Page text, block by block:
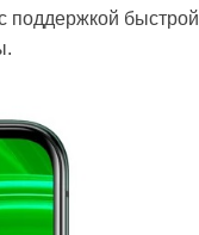
поддержкой быстрой